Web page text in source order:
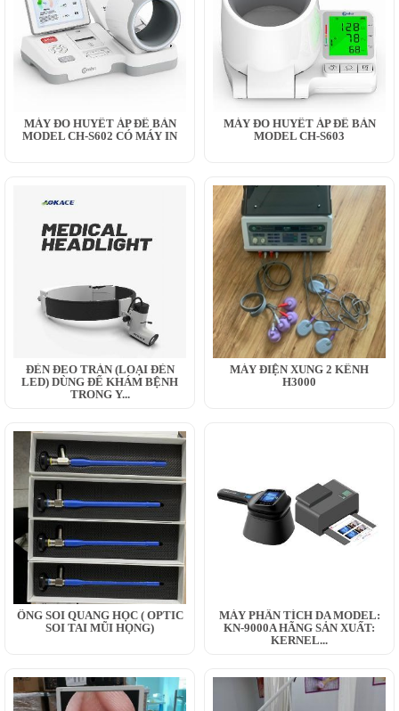
MÁY ĐO HUYẾT ÁP ĐỂ BÀN
MODEL CH-S602 CÓ MÁY IN
MÁY ĐO HUYẾT ÁP ĐỂ BÀN
MODEL CH-S603
ĐÈN ĐEO TRÁN (LOẠI ĐÈN
LED) DÙNG ĐỂ KHÁM BỆNH
TRONG Y...
MÁY ĐIỆN XUNG 2 KÊNH
H3000
ỐNG SOI QUANG HỌC ( OPTIC
SOI TAI MŨI HỌNG)
MÁY PHÂN TÍCH DA MODEL:
KN-9000A HÃNG SẢN XUẤT:
KERNEL...